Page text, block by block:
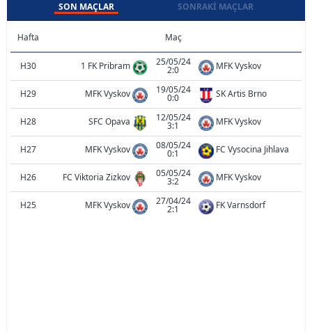
SON MAÇLAR SONRAKI MAÇLAR
Hafta Maç
H30 1 FK Pribram 25/05/24
2:0 MFK Vyskov
H29 MFK Vyskov 19/05/24
0:0 SK Artis Brno
H28 SFC Opava 12/05/24
3:1 MFK Vyskov
H27 MFK Vyskov 08/05/24
0:1 FC Vysocina Jihlava
H26 FC Viktoria Zizkov 05/05/24
3:2 MFK Vyskov
H25 MFK Vyskov 27/04/24
2:1 FK Varnsdorf